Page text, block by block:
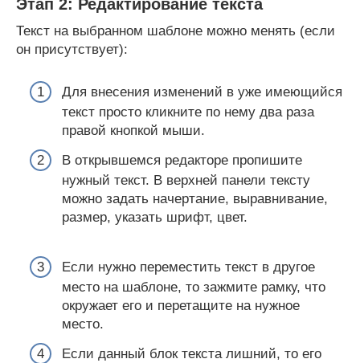
Этап 2: Редактирование текста
Текст на выбранном шаблоне можно менять (если
он присутствует):
Для внесения изменений в уже имеющийся
текст просто кликните по нему два раза
правой кнопкой мыши.
В открывшемся редакторе пропишите
нужный текст. В верхней панели тексту
можно задать начертание, выравнивание,
размер, указать шрифт, цвет.
Если нужно переместить текст в другое
место на шаблоне, то зажмите рамку, что
окружает его и перетащите на нужное
место.
Если данный блок текста лишний, то его